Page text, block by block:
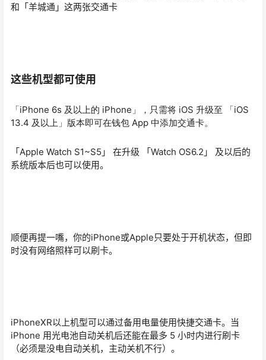
和「羊城通」这两张交通卡
这些机型都可使用
「iPhone 6s 及以上的 iPhone」，只需将 iOS 升级至 「iOS
13.4 及以上」版本即可在钱包 App 中添加交通卡。
「Apple Watch S1~S5」 在升级 「Watch OS6.2」 及以后的
系统版本后也可以使用。
顺便再提一嘴，你的iPhone或Apple只要处于开机状态，但即
时没有网络照样可以刷卡。
iPhoneXR以上机型可以通过备用电量使用快捷交通卡。当
iPhone 用光电池自动关机后还能在最多 5 小时内进行刷卡
（必须是没电自动关机，主动关机不行）。